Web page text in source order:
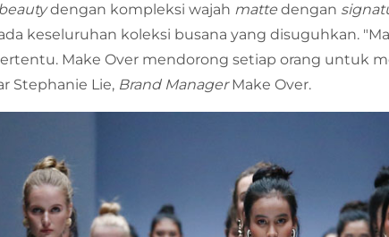
dengan kompleksi wajah matte dengan
keseluruhan koleksi busana yang disuguhkan.
Make Over mendorong setiap orang untuk
Stephanie Lie, Brand ManagerMake Over.